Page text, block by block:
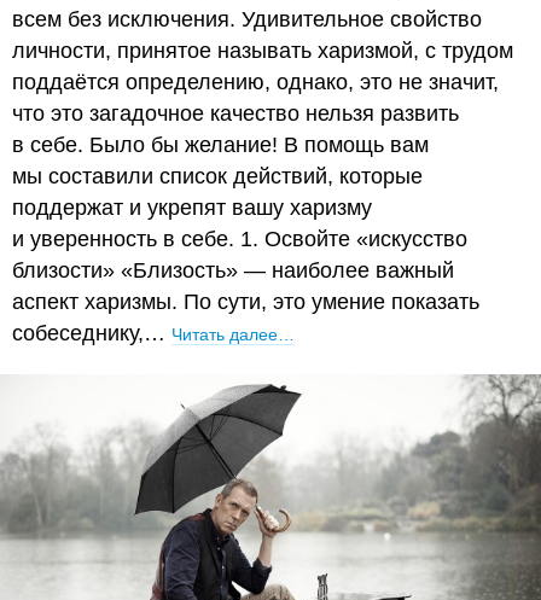
всем без исключения. Удивительное свойство
личности, принятое называть харизмой, с трудом
поддаётся определению, однако, это не значит,
что это загадочное качество нельзя развить
в себе. Было бы желание! В помощь вам
мы составили список действий, которые
поддержат и укрепят вашу харизму
и уверенность в себе. 1. Освойте «искусство
близости» «Близость» — наиболее важный
аспект харизмы. По сути, это умение показать
собеседнику,… Читать далее…